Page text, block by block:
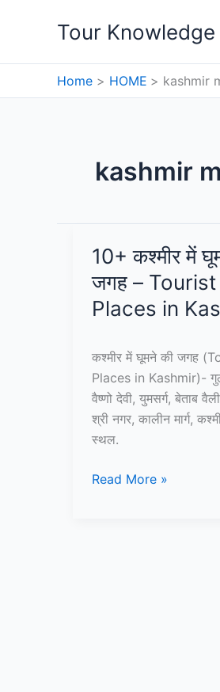
Tour Knowledge
Home HOME kashmir
kashmir
10+ कश्मीर में
जगह – Tourist
Places in
कश्मीर में घूमने की जगह
Places in Kashmir)-
वैष्णो देवी, युमसर्ग, बेताब
श्री नगर, कालीन मार्ग,
स्थल.
10+
Read More »